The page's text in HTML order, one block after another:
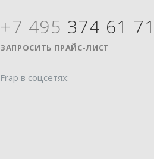
+7 495 374 61 71
ЗАПРОСИТЬ ПРАЙС-ЛИСТ
Frap в соцсетях: